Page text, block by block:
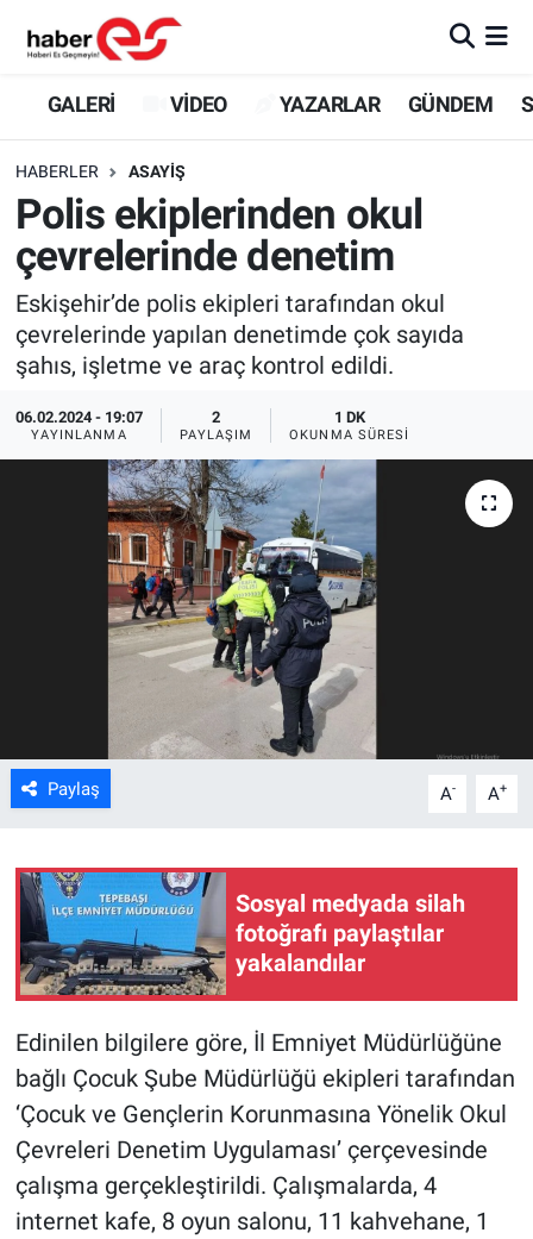
GALERİ VİDEO YAZARLAR GÜNDEM
HABERLER ASAYİŞ
Polis ekiplerinden okul
çevrelerinde denetim
Eskişehir’de polis ekipleri tarafından okul
çevrelerinde yapılan denetimde çok sayıda
şahıs, işletme ve araç kontrol edildi.
06.02.2024 - 19:07
YAYINLANMA
2
PAYLAŞIM
1 DK
OKUNMA SÜRESI
Paylaş A- A+
Sosyal medyada silah
fotoğrafı paylaştılar
yakalandılar
Edinilen bilgilere göre, İl Emniyet Müdürlüğüne
bağlı Çocuk Şube Müdürlüğü ekipleri tarafından
‘Çocuk ve Gençlerin Korunmasına Yönelik Okul
Çevreleri Denetim Uygulaması’ çerçevesinde
çalışma gerçekleştirildi. Çalışmalarda, 4
internet kafe, 8 oyun salonu, 11 kahvehane, 1
GALERİ
YAZARLAR
GÜNDEM
SİYASET
EKONOMİ
SPOR
ASAYİŞ
Eskişehir Nöbetçi Eczaneler
Eskişehir Trafik Yoğunluk Haritası
Süper Lig Puan Durumu ve Fikstür
Tüm Manşetler
Haber Arşivi